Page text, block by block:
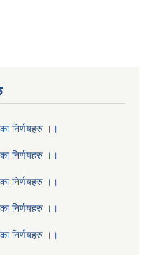
निर्णयहरु ।।
निर्णयहरु ।।
निर्णयहरु ।।
निर्णयहरु ।।
निर्णयहरु ।।